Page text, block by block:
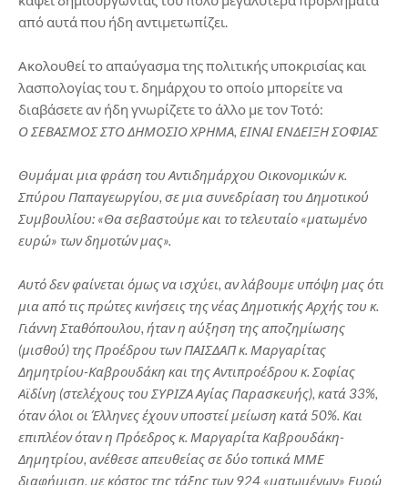
από αυτά που ήδη αντιμετωπίζει.
Ακολουθεί το απαύγασμα της πολιτικής υποκρισίας και
λασπολογίας του τ. δημάρχου το οποίο μπορείτε να
διαβάσετε αν ήδη γνωρίζετε το άλλο με τον Τοτό:
Ο ΣΕΒΑΣΜΟΣ ΣΤΟ ΔΗΜΟΣΙΟ ΧΡΗΜΑ, ΕΙΝΑΙ ΕΝΔΕΙΞΗ ΣΟΦΙΑΣ
Θυμάμαι μια φράση του Αντιδημάρχου Οικονομικών κ.
Σπύρου Παπαγεωργίου, σε μια συνεδρίαση του Δημοτικού
Συμβουλίου: «Θα σεβαστούμε και το τελευταίο «ματωμένο
ευρώ» των δημοτών μας».
Αυτό δεν φαίνεται όμως να ισχύει, αν λάβουμε υπόψη μας ότι
μια από τις πρώτες κινήσεις της νέας Δημοτικής Αρχής του κ.
Γιάννη Σταθόπουλου, ήταν η αύξηση της αποζημίωσης
(μισθού) της Προέδρου των ΠΑΙΣΔΑΠ κ. Μαργαρίτας
Δημητρίου-Καβρουδάκη και της Αντιπροέδρου κ. Σοφίας
Αϊδίνη (στελέχους του ΣΥΡΙΖΑ Αγίας Παρασκευής), κατά 33%,
όταν όλοι οι Έλληνες έχουν υποστεί μείωση κατά 50%. Και
επιπλέον όταν η Πρόεδρος κ. Μαργαρίτα Καβρουδάκη-
Δημητρίου, ανέθεσε απευθείας σε δύο τοπικά ΜΜΕ
διαφήμιση, με κόστος της τάξης των 924 «ματωμένων» Ευρώ